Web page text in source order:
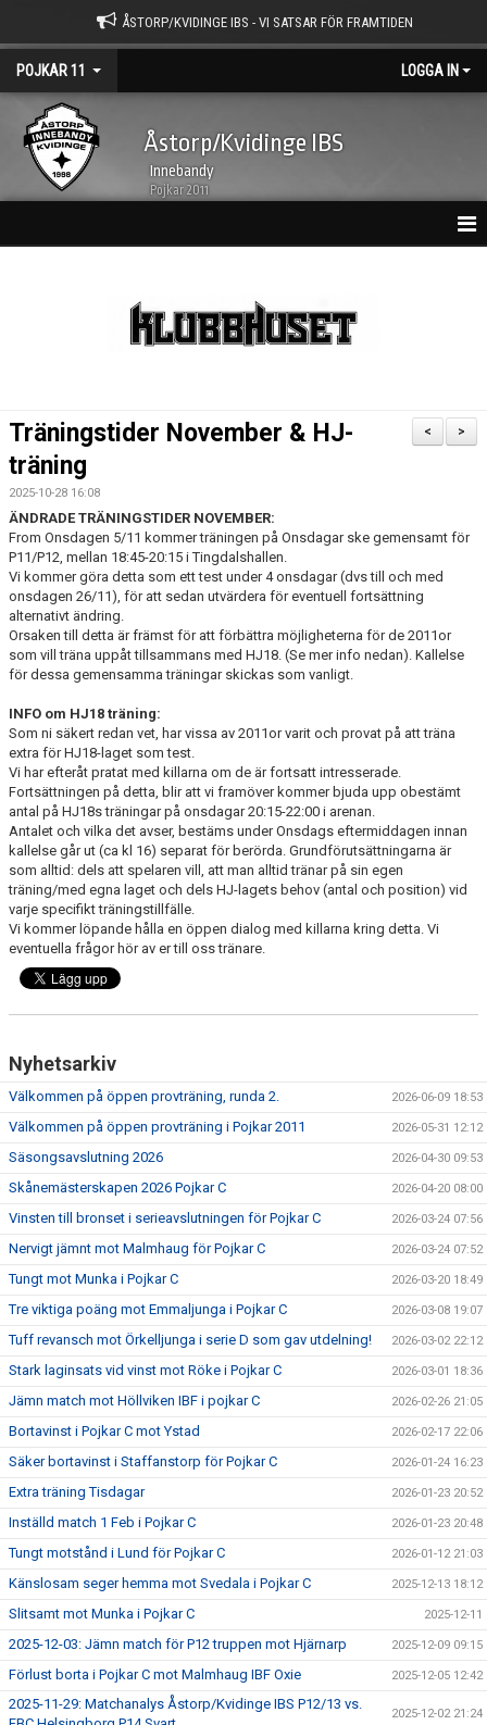
ÅSTORP/KVIDINGE IBS - VI SATSAR FÖR FRAMTIDEN
POJKAR 11 LOGGA IN
Åstorp/Kvidinge IBS
Innebandy
Pojkar 2011
BILDGALLERI
DOKUMENT
KONTAKT
MATCHER
>
<
Träningstider November & HJ-
träning
2025-10-28 16:08
ÄNDRADE TRÄNINGSTIDER NOVEMBER:
From Onsdagen 5/11 kommer träningen på Onsdagar ske gemensamt för
P11/P12, mellan 18:45-20:15 i Tingdalshallen.
Vi kommer göra detta som ett test under 4 onsdagar (dvs till och med
onsdagen 26/11), för att sedan utvärdera för eventuell fortsättning
alternativt ändring.
Orsaken till detta är främst för att förbättra möjligheterna för de 2011or
som vill träna uppåt tillsammans med HJ18. (Se mer info nedan). Kallelse
för dessa gemensamma träningar skickas som vanligt.
INFO om HJ18 träning:
Som ni säkert redan vet, har vissa av 2011or varit och provat på att träna
extra för HJ18-laget som test.
Vi har efteråt pratat med killarna om de är fortsatt intresserade.
Fortsättningen på detta, blir att vi framöver kommer bjuda upp obestämt
antal på HJ18s träningar på onsdagar 20:15-22:00 i arenan.
Antalet och vilka det avser, bestäms under Onsdags eftermiddagen innan
kallelse går ut (ca kl 16) separat för berörda. Grundförutsättningarna är
som alltid: dels att spelaren vill, att man alltid tränar på sin egen
träning/med egna laget och dels HJ-lagets behov (antal och position) vid
varje specifikt träningstillfälle.
Vi kommer löpande hålla en öppen dialog med killarna kring detta. Vi
eventuella frågor hör av er till oss tränare.
Nyhetsarkiv
Välkommen på öppen provträning, runda 2. 2026-06-09 18:53
Välkommen på öppen provträning i Pojkar 2011 2026-05-31 12:12
Säsongsavslutning 2026 2026-04-30 09:53
Skånemästerskapen 2026 Pojkar C 2026-04-20 08:00
Vinsten till bronset i serieavslutningen för Pojkar C 2026-03-24 07:56
Nervigt jämnt mot Malmhaug för Pojkar C 2026-03-24 07:52
Tungt mot Munka i Pojkar C 2026-03-20 18:49
Tre viktiga poäng mot Emmaljunga i Pojkar C 2026-03-08 19:07
Tuff revansch mot Örkelljunga i serie D som gav utdelning! 2026-03-02 22:12
Stark laginsats vid vinst mot Röke i Pojkar C 2026-03-01 18:36
Jämn match mot Höllviken IBF i pojkar C 2026-02-26 21:05
Bortavinst i Pojkar C mot Ystad 2026-02-17 22:06
Säker bortavinst i Staffanstorp för Pojkar C 2026-01-24 16:23
Extra träning Tisdagar 2026-01-23 20:52
Inställd match 1 Feb i Pojkar C 2026-01-23 20:48
Tungt motstånd i Lund för Pojkar C 2026-01-12 21:03
Känslosam seger hemma mot Svedala i Pojkar C 2025-12-13 18:12
Slitsamt mot Munka i Pojkar C 2025-12-11
2025-12-03: Jämn match för P12 truppen mot Hjärnarp 2025-12-09 09:15
Förlust borta i Pojkar C mot Malmhaug IBF Oxie 2025-12-05 12:42
2025-11-29: Matchanalys Åstorp/Kvidinge IBS P12/13 vs.
2025-12-02 21:24